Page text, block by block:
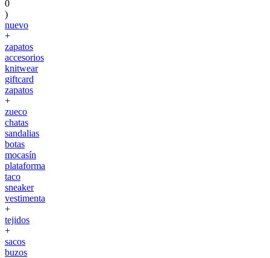
0
)
nuevo
+
zapatos
accesorios
knitwear
giftcard
zapatos
+
zueco
chatas
sandalias
botas
mocasín
plataforma
taco
sneaker
vestimenta
+
tejidos
+
sacos
buzos